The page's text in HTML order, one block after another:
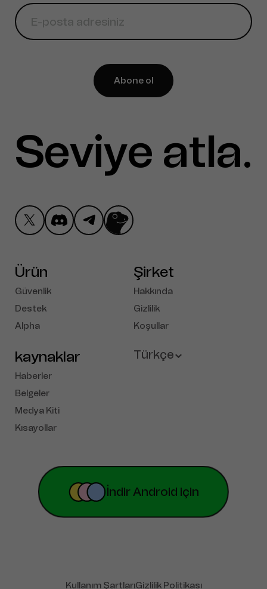
Abone ol
Seviye atla
ctrl al .
Ürün
Güvenlik
Destek
Alpha
Şirket
Hakkında
Gizlilik
Koşullar
kaynaklar
Haberler
Belgeler
Medya Kiti
Kısayollar
Türkçe
Español
Portuguese
简体中文
İndir Android için
Kullanım ŞartlarıGizlilik Politikası